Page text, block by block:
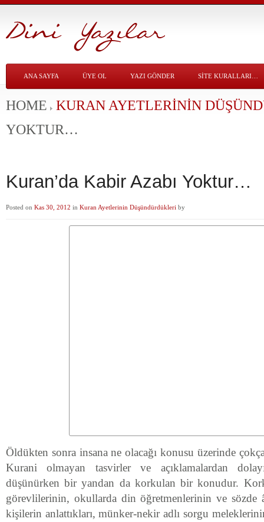
ANA SAYFA ÜYE OL YAZI GÖNDER SITE KURALLARI…
HOME KURAN AYETLERININ
YOKTUR…
Kuran’da Kabir Azabı Yoktur…
Posted on Kas 30, 2012 in Kuran Ayetlerinin Düşündürdükleri by
Öldükten sonra insana ne olacağı konusu üzerinde
Kurani olmayan tasvirler ve açıklamalardan
düşünürken bir yandan da korkulan bir konudur.
görevlilerinin, okullarda din öğretmenlerinin ve sözde
kişilerin anlattıkları, münker-nekir adlı sorgu